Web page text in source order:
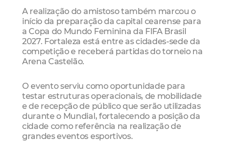
A realização do amistoso também marcou o
início da preparação da capital cearense para
a Copa do Mundo Feminina da FIFA Brasil
2027. Fortaleza está entre as cidades-sede da
competição e receberá partidas do torneio na
Arena Castelão.
O evento serviu como oportunidade para
testar estruturas operacionais, de mobilidade
e de recepção de público que serão utilizadas
durante o Mundial, fortalecendo a posição da
cidade como referência na realização de
grandes eventos esportivos.